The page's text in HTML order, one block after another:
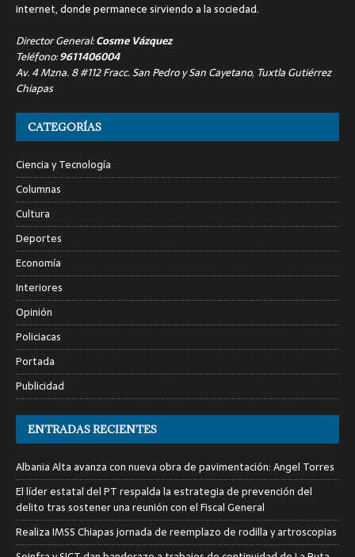
internet, donde permanece sirviendo a la sociedad.
Director General:Cosme Vázquez
Teléfono:9611406004
Av. 4 Mzna. 8 #112 Fracc. San Pedro y San Cayetano, Tuxtla Gutiérrez
Chiapas
CATEGORÍAS
Ciencia y Tecnología
Columnas
Cultura
Deportes
Economía
Interiores
Opinión
Policiacas
Portada
Publicidad
ENTRADAS RECIENTES
Albania Alta avanza con nueva obra de pavimentación: Angel Torres
El líder estatal del PT respalda la estrategia de prevención del
delito tras sostener una reunión con el Fiscal General
Realiza IMSS Chiapas jornada de reemplazo de rodilla y artroscopias